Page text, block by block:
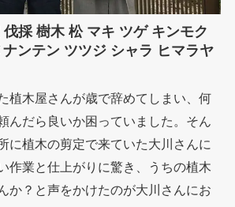
採 樹木 松 マキ ツゲ キンモク
ンテン ツツジ シャラ ヒマラヤ
植木屋さんが歳で辞めてしまい、何
んだら良いか困っていました。そん
に植木の剪定で来ていた大川さんに
作業と仕上がりに驚き、うちの植木
か？と声をかけたのが大川さんにお